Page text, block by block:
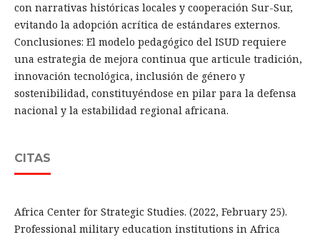
con narrativas históricas locales y cooperación Sur-Sur,
evitando la adopción acrítica de estándares externos.
Conclusiones: El modelo pedagógico del ISUD requiere
una estrategia de mejora continua que articule tradición,
innovación tecnológica, inclusión de género y
sostenibilidad, constituyéndose en pilar para la defensa
nacional y la estabilidad regional africana.
CITAS
Africa Center for Strategic Studies. (2022, February 25).
Professional military education institutions in Africa